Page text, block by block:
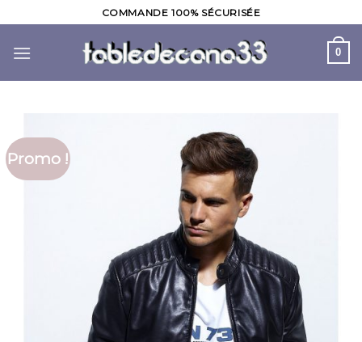
to
content
COMMANDE 100% SÉCURISÉE
0
Promo !